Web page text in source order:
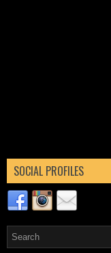
SOCIAL PROFILES